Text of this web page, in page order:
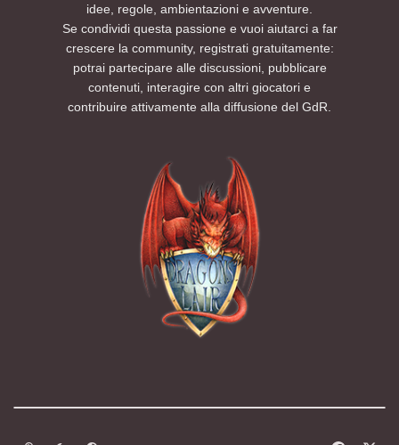
idee, regole, ambientazioni e avventure.
Se condividi questa passione e vuoi aiutarci a far
crescere la community, registrati gratuitamente:
potrai partecipare alle discussioni, pubblicare
contenuti, interagire con altri giocatori e
contribuire attivamente alla diffusione del GdR.
Modalità chiara
Modalità scuraSegui la preferenza del sistema